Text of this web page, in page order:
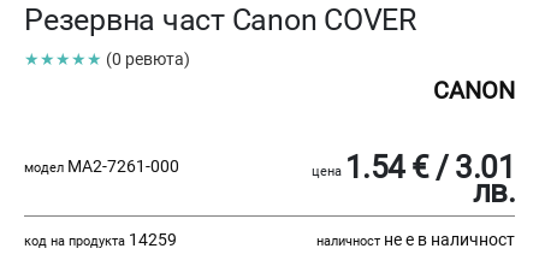
Резервна част Canon COVER
★★★★★ (0 ревюта)
CANON
модел MA2-7261-000 цена 1.54 € / 3.01
лв.
код на продукта 14259 наличност не е в наличност